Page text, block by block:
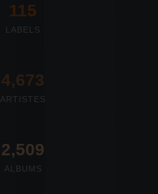
117
LABELS
4,673
ARTISTES
2,712
ALBUMS